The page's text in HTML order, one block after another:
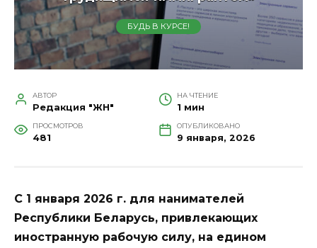
БУДЬ В КУРСЕ!
АВТОР
Редакция "ЖН"
НА ЧТЕНИЕ
1 мин
ПРОСМОТРОВ
481
ОПУБЛИКОВАНО
9 января, 2026
С 1 января 2026 г. для нанимателей
Республики Беларусь, привлекающих
иностранную рабочую силу, на едином